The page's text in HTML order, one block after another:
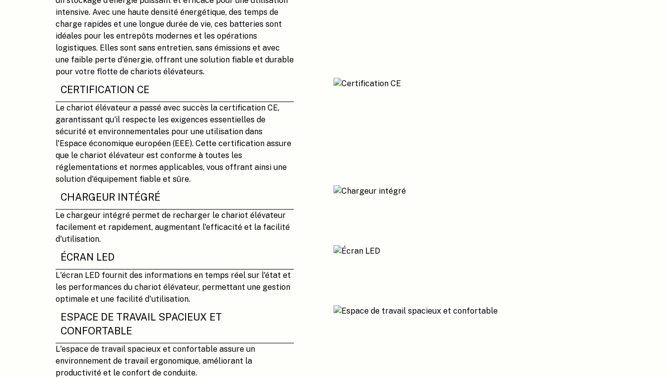
intensive. Avec une haute densité énergétique, des temps de
charge rapides et une longue durée de vie, ces batteries sont
idéales pour les entrepôts modernes et les opérations
logistiques. Elles sont sans entretien, sans émissions et avec
une faible perte d'énergie, offrant une solution fiable et durable
pour votre flotte de chariots élévateurs.
CERTIFICATION CE
Le chariot élévateur a passé avec succès la certification CE,
garantissant qu'il respecte les exigences essentielles de
sécurité et environnementales pour une utilisation dans
l'Espace économique européen (EEE). Cette certification assure
que le chariot élévateur est conforme à toutes les
réglementations et normes applicables, vous offrant ainsi une
solution d'équipement fiable et sûre.
CHARGEUR INTÉGRÉ
Le chargeur intégré permet de recharger le chariot élévateur
facilement et rapidement, augmentant l'efficacité et la facilité
d'utilisation.
ÉCRAN LED
L'écran LED fournit des informations en temps réel sur l'état et
les performances du chariot élévateur, permettant une gestion
optimale et une facilité d'utilisation.
ESPACE DE TRAVAIL SPACIEUX ET
CONFORTABLE
L'espace de travail spacieux et confortable assure un
environnement de travail ergonomique, améliorant la
productivité et le confort de conduite.